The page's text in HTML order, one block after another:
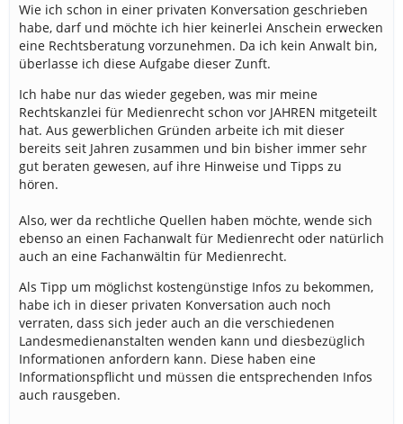
Wie ich schon in einer privaten Konversation geschrieben
habe, darf und möchte ich hier keinerlei Anschein erwecken
eine Rechtsberatung vorzunehmen. Da ich kein Anwalt bin,
überlasse ich diese Aufgabe dieser Zunft.
Ich habe nur das wieder gegeben, was mir meine
Rechtskanzlei für Medienrecht schon vor JAHREN mitgeteilt
hat. Aus gewerblichen Gründen arbeite ich mit dieser
bereits seit Jahren zusammen und bin bisher immer sehr
gut beraten gewesen, auf ihre Hinweise und Tipps zu
hören.
Also, wer da rechtliche Quellen haben möchte, wende sich
ebenso an einen Fachanwalt für Medienrecht oder natürlich
auch an eine Fachanwältin für Medienrecht.
Als Tipp um möglichst kostengünstige Infos zu bekommen,
habe ich in dieser privaten Konversation auch noch
verraten, dass sich jeder auch an die verschiedenen
Landesmedienanstalten wenden kann und diesbezüglich
Informationen anfordern kann. Diese haben eine
Informationspflicht und müssen die entsprechenden Infos
auch rausgeben.